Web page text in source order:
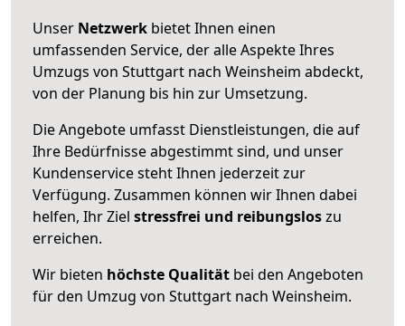
Unser Netzwerk bietet Ihnen einen
umfassenden Service, der alle Aspekte Ihres
Umzugs von Stuttgart nach Weinsheim abdeckt,
von der Planung bis hin zur Umsetzung.
Die Angebote umfasst Dienstleistungen, die auf
Ihre Bedürfnisse abgestimmt sind, und unser
Kundenservice steht Ihnen jederzeit zur
Verfügung. Zusammen können wir Ihnen dabei
helfen, Ihr Ziel stressfrei und reibungsloszu
erreichen.
Wir bieten höchste Qualität bei den Angeboten
für den Umzug von Stuttgart nach Weinsheim.